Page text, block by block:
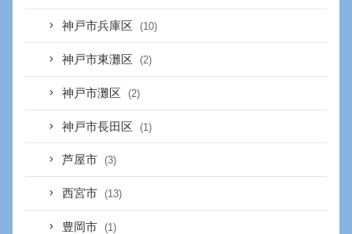
神戸市兵庫区 (10)
神戸市東灘区 (2)
神戸市灘区 (2)
神戸市長田区 (1)
芦屋市 (3)
西宮市 (13)
豊岡市 (1)